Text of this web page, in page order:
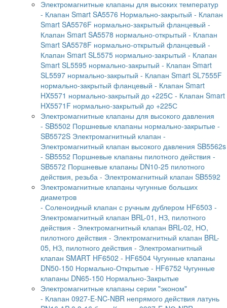
Электромагнитные клапаны для высоких температур
- Клапан Smart SA5576 Нормально-закрытый - Клапан
Smart SA5576F нормально-закрытый фланцевый -
Клапан Smart SA5578 нормально-открытый - Клапан
Smart SA5578F нормально-открытый фланцевый -
Клапан Smart SL5575 нормально-закрытый - Клапан
Smart SL5595 нормально-закрытый - Клапан Smart
SL5597 нормально-закрытый - Клапан Smart SL7555F
нормально-закрытый фланцевый - Клапан Smart
HX5571 нормально-закрытый до +225С - Клапан Smart
HX5571F нормально-закрытый до +225С
Электромагнитные клапаны для высокого давления
- SB5502 Поршневые клапаны нормально-закрытые -
SB5572S Электромагнитный клапан -
Электромагнитный клапан высокого давления SB5562s
- SB5552 Поршневые клапаны пилотного действия -
SB5572 Поршневые клапаны DN10-25 пилотного
действия, резьба - Электромагнитный клапан SB5592
Электромагнитные клапаны чугунные больших
диаметров
- Соленоидный клапан с ручным дублером HF6503 -
Электромагнитный клапан BRL-01, НЗ, пилотного
действия - Электромагнитный клапан BRL-02, НО,
пилотного действия - Электромагнитный клапан BRL-
05, НЗ, пилотного действия - Электромагнитный
клапан SMART HF6502 - HF6504 Чугунные клапаны
DN50-150 Нормально-Открытые - HF6752 Чугунные
клапаны DN65-150 Нормально-Закрытые
Электромагнитные клапаны серии "эконом"
- Клапан 0927-E-NC-NBR непрямого действия латунь